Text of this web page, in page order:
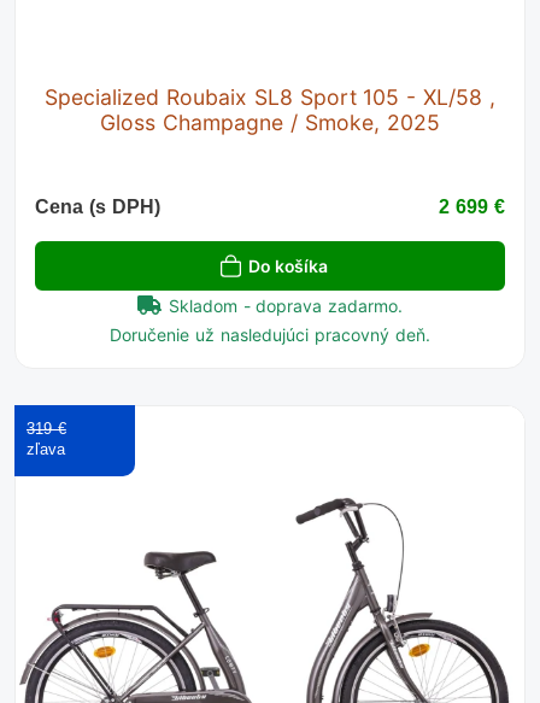
Specialized Roubaix SL8 Sport 105 - XL/58 ,
Gloss Champagne / Smoke, 2025
Cena (s DPH) 2 699 €
Do košíka
Skladom - doprava zadarmo.
Doručenie už nasledujúci pracovný deň.
319 €